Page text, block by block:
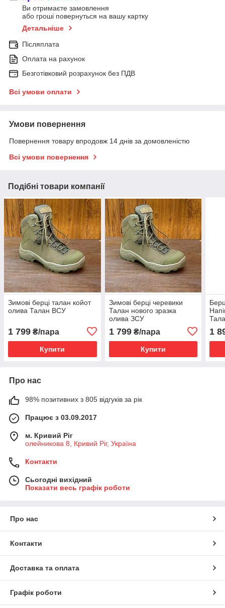
Ви отримаєте замовлення
або гроші повернуться на вашу картку
Детальніше
Післяплата
Оплата на рахунок
Безготівковий розрахунок без ПДВ
Всі умови оплати
Умови повернення
Повернення товару впродовж 14 днів за домовленістю
Всі умови повернення
Подібні товари компанії
Зимові берці талан койот
олива Талан ВСУ
1 799 ₴/пара
Купити
Зимові берці черевики
Талан нового зразка
олива ЗСУ
1 799₴/пара
Купити
1
Про нас
98% позитивних з 805 відгуків за рік
Працює з 03.09.2017
м. Кривий Ріг
олейникова 8, Кривий Ріг, Україна
Контакти
Сьогодні вихідний
Показати весь графік роботи
Про нас
Контакти
Доставка та оплата
Графік роботи